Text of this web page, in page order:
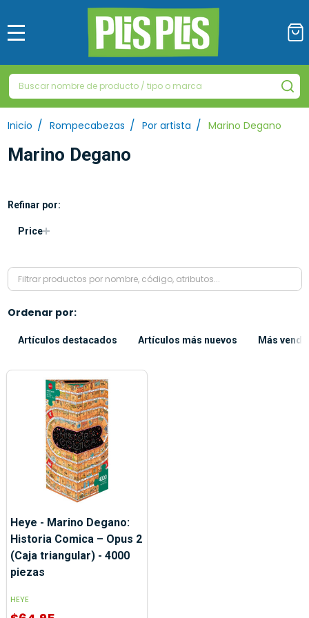
Buscar
Inicio / Rompecabezas / Por artista / Marino Degano
Marino Degano
Filtrar
Refinar por:
Price
Ordenar por:
Artículos destacados Artículos más nuevos Más
Heye - Marino Degano:
Historia Comica – Opus 2
(Caja triangular) - 4000
piezas
HEYE